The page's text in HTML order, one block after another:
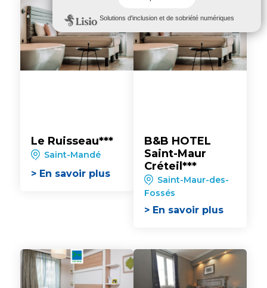
Le Ruisseau***
Saint-Mandé
> En savoir plus
B&B HOTEL
Saint-Maur
Créteil***
Saint-Maur-des-
Fossés
> En savoir plus